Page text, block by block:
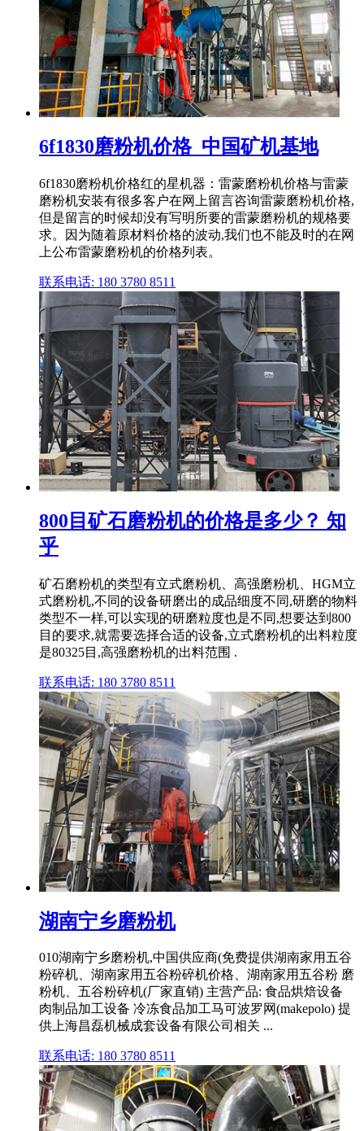
6f1830磨粉机价格_中国矿机基地
6f1830磨粉机价格红的星机器：雷蒙磨粉机价格与雷蒙
磨粉机安装有很多客户在网上留言咨询雷蒙磨粉机价格,
但是留言的时候却没有写明所要的雷蒙磨粉机的规格要
求。因为随着原材料价格的波动,我们也不能及时的在网
上公布雷蒙磨粉机的价格列表。
联系电话: 180 3780 8511
800目矿石磨粉机的价格是多少？ 知
乎
矿石磨粉机的类型有立式磨粉机、高强磨粉机、HGM立
式磨粉机,不同的设备研磨出的成品细度不同,研磨的物料
类型不一样,可以实现的研磨粒度也是不同,想要达到800
目的要求,就需要选择合适的设备,立式磨粉机的出料粒度
是80325目,高强磨粉机的出料范围 .
联系电话: 180 3780 8511
湖南宁乡磨粉机
010湖南宁乡磨粉机,中国供应商(免费提供湖南家用五谷
粉碎机、湖南家用五谷粉碎机价格、湖南家用五谷粉 磨
粉机、五谷粉碎机(厂家直销) 主营产品: 食品烘焙设备
肉制品加工设备 冷冻食品加工马可波罗网(makepolo) 提
供上海昌磊机械成套设备有限公司相关 ...
联系电话: 180 3780 8511